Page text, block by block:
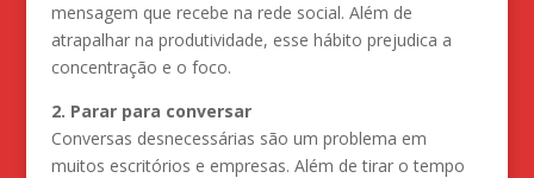
mensagem que recebe na rede social. Além de
atrapalhar na produtividade, esse hábito prejudica a
concentração e o foco.
2. Parar para conversar
Conversas desnecessárias são um problema em
muitos escritórios e empresas. Além de tirar o tempo